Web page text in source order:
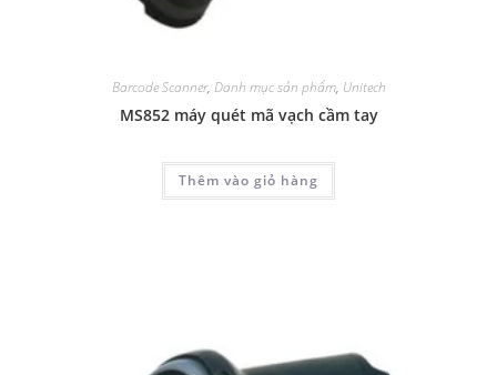
Barcode Scanner, Danh mục sản phẩm, Unitech
MS852 máy quét mã vạch cầm tay
Thêm vào giỏ hàng